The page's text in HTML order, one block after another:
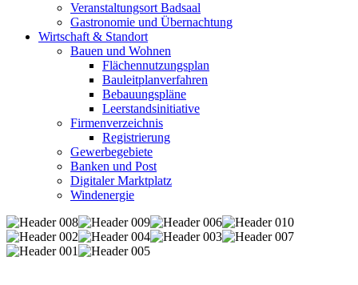
Veranstaltungsort Badsaal
Gastronomie und Übernachtung
Wirtschaft & Standort
Bauen und Wohnen
Flächennutzungsplan
Bauleitplanverfahren
Bebauungspläne
Leerstandsinitiative
Firmenverzeichnis
Registrierung
Gewerbegebiete
Banken und Post
Digitaler Marktplatz
Windenergie